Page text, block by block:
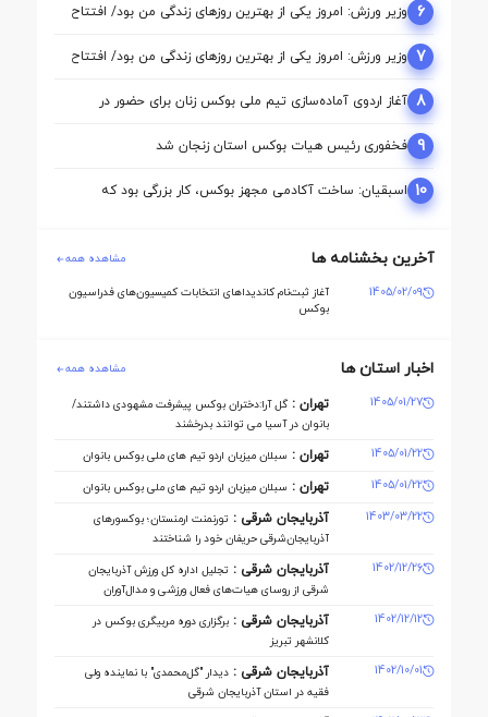
6 وزیر ورزش: امروز یکی از بهترین روزهای زندگی من بود/ افتتاح
آکادمی نقطه آغاز تحول بوکس است
7 وزیر ورزش: امروز یکی از بهترین روزهای زندگی من بود/ افتتاح
آکادمی نقطه آغاز تحول بوکس است
8 آغاز اردوی آماده‌سازی تیم ملی بوکس زنان برای حضور در
بازی‌های آسیایی ناگویا
9 فخفوری رئیس هیات بوکس استان زنجان شد
10 اسبقیان: ساخت آکادمی مجهز بوکس، کار بزرگی بود که
حسینی برای این رشته انجام داد
آخرین بخشنامه ها مشاهده همه
1405/02/09
آغاز ثبت‌نام کاندیداهای انتخابات کمیسیون‌های فدراسیون
بوکس
اخبار استان ها مشاهده همه
1405/01/27 تهران : گل آرا:دختران بوکس پیشرفت مشهودی داشتند/
بانوان در آسیا می توانند بدرخشند
1405/01/22
تهران : سبلان میزبان اردو تیم های ملی بوکس بانوان
1405/01/22
تهران : سبلان میزبان اردو تیم های ملی بوکس بانوان
1403/03/22
آذربایجان شرقی : تورنمنت ارمنستان؛ بوکسورهای
آذربایجان‌شرقی حریفان خود را شناختند
1402/12/26
آذربایجان شرقی : تجلیل اداره کل ورزش آذربایجان
‌شرقی از روسای هیات‌های فعال ورزشی و مدال‌آوران
1402/12/12
آذربایجان شرقی : برگزاری دوره مربیگری بوکس در
کلانشهر تبریز
1402/10/01
آذربایجان شرقی : دیدار "گل‌محمدی" با نماینده ولی
فقیه در استان آذربایجان شرقی